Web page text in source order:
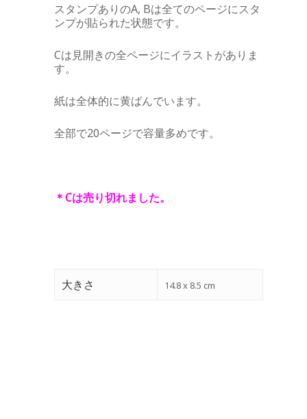
スタンプありのA, Bは全てのページにスタ
ンプが貼られた状態です。
Cは見開きの全ページにイラストがありま
す。
紙は全体的に黄ばんでいます。
全部で20ページで容量多めです。
＊Cは売り切れました。
大きさ 14.8 x 8.5 cm